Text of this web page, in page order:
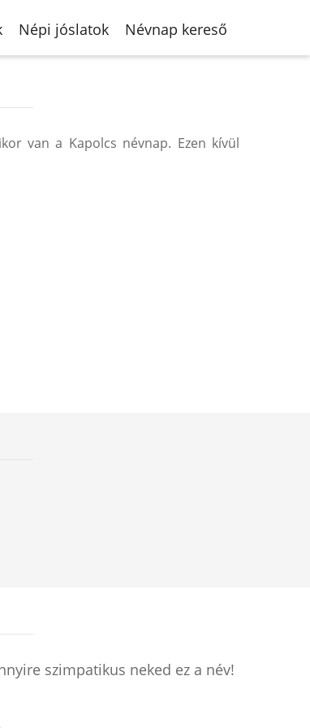
Népi jóslatok Névnap kereső
van a Kapolcs névnap. Ezen kívül
szimpatikus neked ez a név!